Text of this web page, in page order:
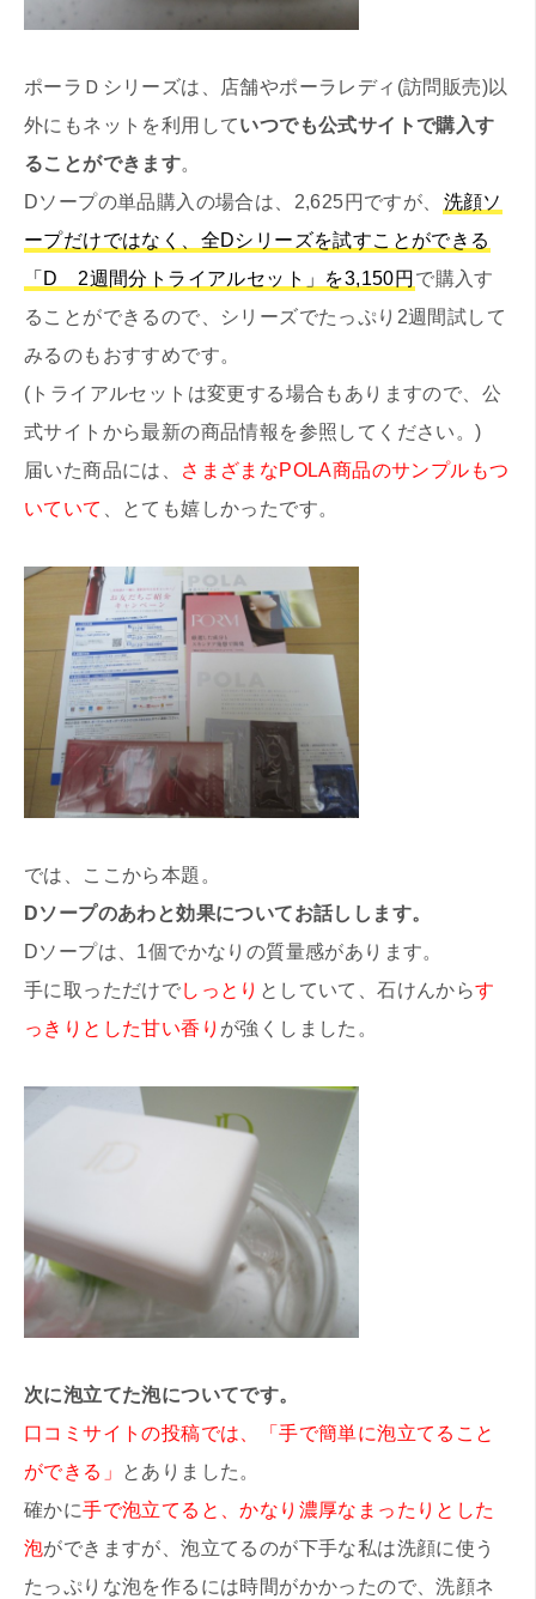
ポーラＤシリーズは、店舗やポーラレディ(訪問販売)以
外にもネットを利用していつでも公式サイトで購入す
ることができます。
Dソープの単品購入の場合は、2,625円ですが、 洗顔ソ
ープだけではなく、全Dシリーズを試すことができる
「D 2週間分トライアルセット」を3,150円 で購入す
ることができるので、シリーズでたっぷり2週間試して
みるのもおすすめです。
(トライアルセットは変更する場合もありますので、公
式サイトから最新の商品情報を参照してください。)
届いた商品には、
さまざまなPOLA商品のサンプルもつ
いていて
、とても嬉しかったです。
では、ここから本題。
Dソープのあわと効果についてお話しします。
Dソープは、1個でかなりの質量感があります。
手に取っただけでしっとり としていて、石けんからす
っきりとした甘い香り が強くしました。
次に泡立てた泡についてです。
口コミサイトの投稿では、「手で簡単に泡立てること
ができる」
とありました。
確かに手で泡立てると、かなり濃厚なまったりとした
泡ができますが、泡立てるのが下手な私は洗顔に使う
たっぷりな泡を作るには時間がかかったので、洗顔ネ